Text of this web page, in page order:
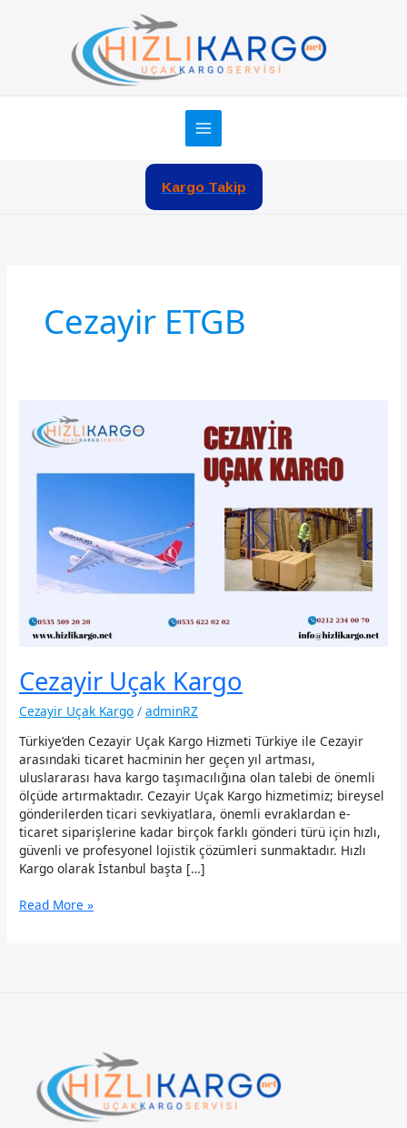
Kargo Takip
Cezayir ETGB
Cezayir Uçak Kargo
Cezayir Uçak Kargo /adminRZ
Türkiye’den Cezayir Uçak Kargo Hizmeti Türkiye ile Cezayir
arasındaki ticaret hacminin her geçen yıl artması,
uluslararası hava kargo taşımacılığına olan talebi de önemli
ölçüde artırmaktadır. Cezayir Uçak Kargo hizmetimiz; bireysel
gönderilerden ticari sevkiyatlara, önemli evraklardan e-
ticaret siparişlerine kadar birçok farklı gönderi türü için hızlı,
güvenli ve profesyonel lojistik çözümleri sunmaktadır. Hızlı
Kargo olarak İstanbul başta […]
Cezayir
Read More »